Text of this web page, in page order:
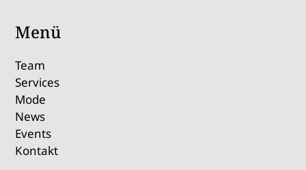
Menü
Team
Services
Mode
News
Events
Kontakt